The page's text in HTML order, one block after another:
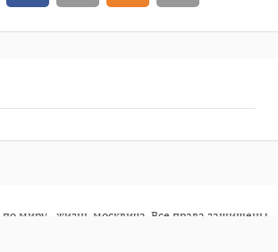
миру - жизнь москвича. Все права защищены.